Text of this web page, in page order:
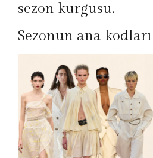
sezon kurgusu.
Sezonun ana kodları